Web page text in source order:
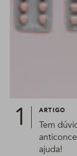
ARTIGO
Tem
ajuda!